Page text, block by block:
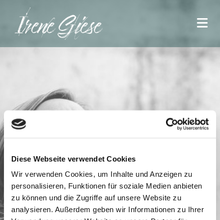
Diese Webseite verwendet Cookies
Wir verwenden Cookies, um Inhalte und Anzeigen zu
personalisieren, Funktionen für soziale Medien anbieten
zu können und die Zugriffe auf unsere Website zu
analysieren. Außerdem geben wir Informationen zu Ihrer